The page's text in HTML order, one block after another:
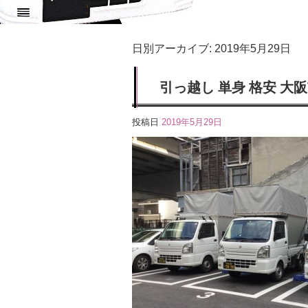
日別アーカイブ: 2019年5月29日
引っ越し 単身 格安 大
投稿日 2019年5月29日